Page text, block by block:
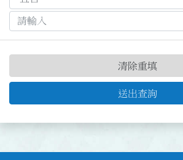
送出查詢
清除重填